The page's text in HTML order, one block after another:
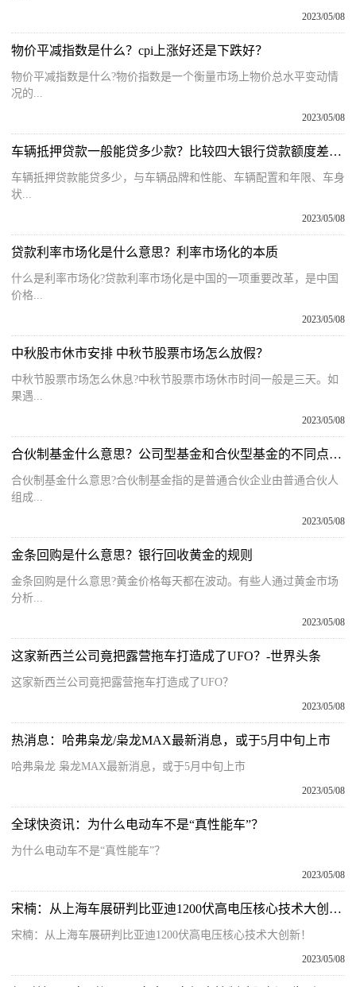
2023/05/08
物价平减指数是什么？cpi上涨好还是下跌好？
物价平减指数是什么?物价指数是一个衡量市场上物价总水平变动情
况的...
2023/05/08
车辆抵押贷款一般能贷多少款？比较四大银行贷款额度差异 环球快资讯
车辆抵押贷款能贷多少，与车辆品牌和性能、车辆配置和年限、车身
状...
2023/05/08
贷款利率市场化是什么意思？利率市场化的本质
什么是利率市场化?贷款利率市场化是中国的一项重要改革，是中国
价格...
2023/05/08
中秋股市休市安排 中秋节股票市场怎么放假？
中秋节股票市场怎么休息?中秋节股票市场休市时间一般是三天。如
果遇...
2023/05/08
合伙制基金什么意思？公司型基金和合伙型基金的不同点对比
合伙制基金什么意思?合伙制基金指的是普通合伙企业由普通合伙人
组成...
2023/05/08
金条回购是什么意思？银行回收黄金的规则
金条回购是什么意思?黄金价格每天都在波动。有些人通过黄金市场
分析...
2023/05/08
这家新西兰公司竟把露营拖车打造成了UFO？-世界头条
这家新西兰公司竟把露营拖车打造成了UFO？
2023/05/08
热消息：哈弗枭龙/枭龙MAX最新消息，或于5月中旬上市
哈弗枭龙 枭龙MAX最新消息，或于5月中旬上市
2023/05/08
全球快资讯：为什么电动车不是“真性能车”？
为什么电动车不是“真性能车”？
2023/05/08
宋楠：从上海车展研判比亚迪1200伏高电压核心技术大创新！|天天播资讯
宋楠：从上海车展研判比亚迪1200伏高电压核心技术大创新！
2023/05/08